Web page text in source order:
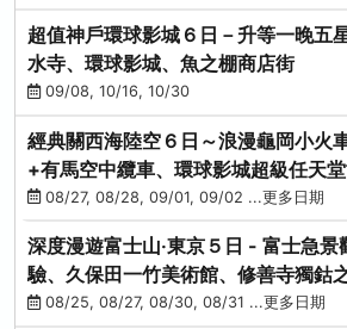
超值神戶環球影城６日－升等一晚五
水寺、環球影城、魚之棚商店街
09/08, 10/16, 10/30
經典關西海陸空６日～浪漫龜岡小火
+有馬空中纜車、環球影城超級任天
08/27, 08/28, 09/01, 09/02 ...更多日期
深度漫遊富士山‧東京５日 - 富士急景
驗、久保田一竹美術館、修善寺獨鈷
SAPHIR踴子號
08/25, 08/27, 08/30, 08/31 ...更多日期